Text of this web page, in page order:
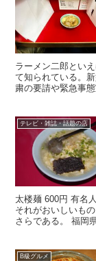
ラーメン二郎とい
て知られている。
粛の要請や緊急事
テレビ・雑誌・話題の店
太楼麺 600円 有名
それがおいしいも
さらである。 福岡
B級グルメ